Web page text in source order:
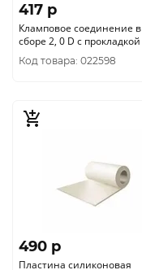
417 p
Кламповое соединение в
сборе 2, 0 D с прокладкой
Код товара: 022598
490 p
Пластина силиконовая